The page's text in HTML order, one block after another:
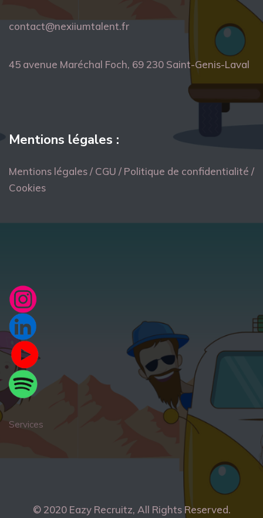
contact@nexiiumtalent.fr
45 avenue Maréchal Foch, 69 230 Saint-Genis-Laval
Mentions légales :
Mentions légales / CGU / Politique de confidentialité /
Cookies
Services
© 2020 Eazy Recruitz, All Rights Reserved.